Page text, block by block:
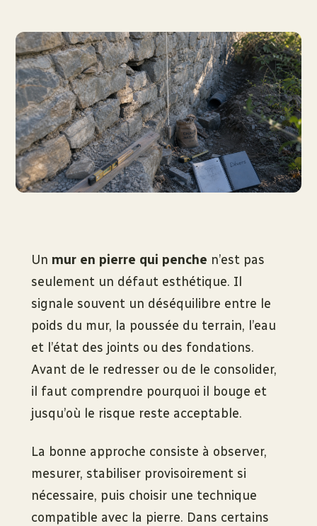
Un mur en pierre qui penche n’est pas
seulement un défaut esthétique. Il
signale souvent un déséquilibre entre le
poids du mur, la poussée du terrain, l’eau
et l’état des joints ou des fondations.
Avant de le redresser ou de le consolider,
il faut comprendre pourquoi il bouge et
jusqu’où le risque reste acceptable.
La bonne approche consiste à observer,
mesurer, stabiliser provisoirement si
nécessaire, puis choisir une technique
compatible avec la pierre. Dans certains